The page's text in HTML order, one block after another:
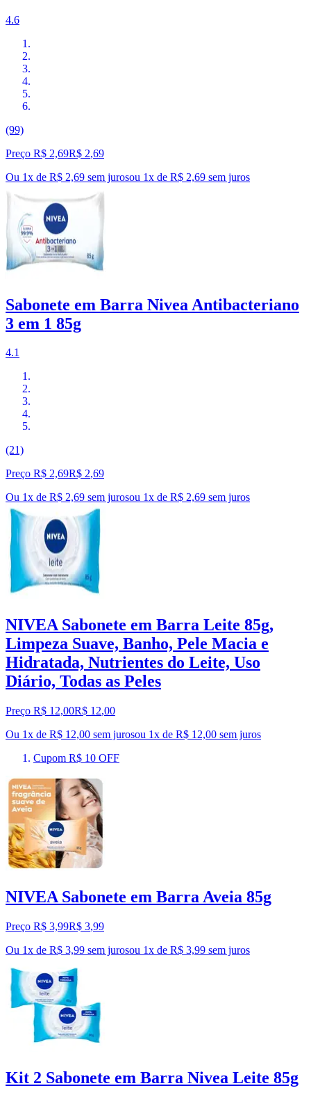
4.6
(99)
Preço R$ 2,69R$ 2,69
Ou 1x de R$ 2,69 sem jurosou 1x de R$ 2,69 sem juros
Sabonete em Barra Nivea Antibacteriano
3 em 1 85g
4.1
(21)
Preço R$ 2,69R$ 2,69
Ou 1x de R$ 2,69 sem jurosou 1x de R$ 2,69 sem juros
NIVEA Sabonete em Barra Leite 85g,
Limpeza Suave, Banho, Pele Macia e
Hidratada, Nutrientes do Leite, Uso
Diário, Todas as Peles
Preço R$ 12,00R$ 12,00
Ou 1x de R$ 12,00 sem jurosou 1x de R$ 12,00 sem juros
Cupom R$ 10 OFF
NIVEA Sabonete em Barra Aveia 85g
Preço R$ 3,99R$ 3,99
Ou 1x de R$ 3,99 sem jurosou 1x de R$ 3,99 sem juros
Kit 2 Sabonete em Barra Nivea Leite 85g